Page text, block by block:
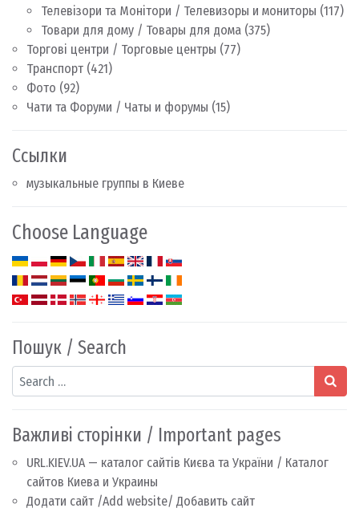
Телевізори та Монітори / Телевизоры и мониторы (117)
Товари для дому / Товары для дома (375)
Торгові центри / Торговые центры (77)
Транспорт (421)
Фото (92)
Чати та Форуми / Чаты и форумы (15)
Ссылки
музыкальные группы в Киеве
Choose Language
Пошук / Search
Search
Важливі сторінки / Important pages
URL.KIEV.UA — каталог сайтів Києва та України / Каталог
сайтов Киева и Украины
Додати сайт /Add website/ Добавить сайт